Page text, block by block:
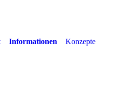
Informationen Konzepte